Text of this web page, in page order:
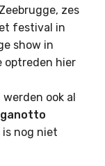
zes
festival in
show in
optreden hier
ook al
nog niet